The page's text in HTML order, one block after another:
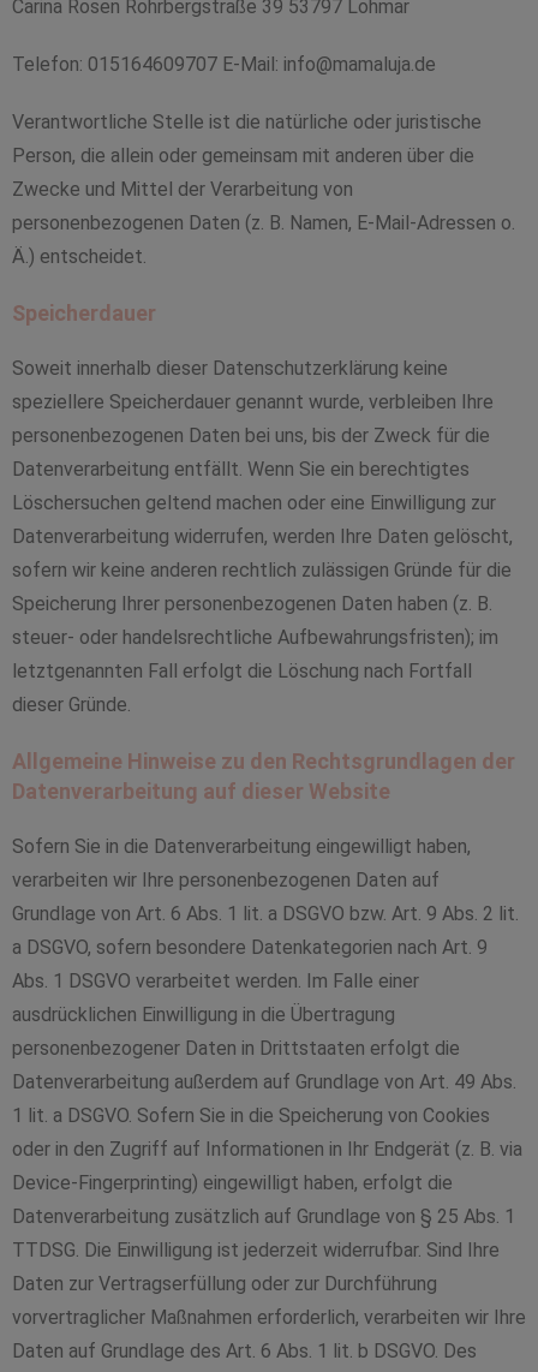
Carina Rosen Rohrbergstraße 39 53797 Lohmar
Telefon: 015164609707 E-Mail: info@mamaluja.de
Verantwortliche Stelle ist die natürliche oder juristische
Person, die allein oder gemeinsam mit anderen über die
Zwecke und Mittel der Verarbeitung von
personenbezogenen Daten (z. B. Namen, E-Mail-Adressen o.
Ä.) entscheidet.
Speicherdauer
Soweit innerhalb dieser Datenschutzerklärung keine
speziellere Speicherdauer genannt wurde, verbleiben Ihre
personenbezogenen Daten bei uns, bis der Zweck für die
Datenverarbeitung entfällt. Wenn Sie ein berechtigtes
Löschersuchen geltend machen oder eine Einwilligung zur
Datenverarbeitung widerrufen, werden Ihre Daten gelöscht,
sofern wir keine anderen rechtlich zulässigen Gründe für die
Speicherung Ihrer personenbezogenen Daten haben (z. B.
steuer- oder handelsrechtliche Aufbewahrungsfristen); im
letztgenannten Fall erfolgt die Löschung nach Fortfall
dieser Gründe.
Allgemeine Hinweise zu den Rechtsgrundlagen der
Datenverarbeitung auf dieser Website
Sofern Sie in die Datenverarbeitung eingewilligt haben,
verarbeiten wir Ihre personenbezogenen Daten auf
Grundlage von Art. 6 Abs. 1 lit. a DSGVO bzw. Art. 9 Abs. 2 lit.
a DSGVO, sofern besondere Datenkategorien nach Art. 9
Abs. 1 DSGVO verarbeitet werden. Im Falle einer
ausdrücklichen Einwilligung in die Übertragung
personenbezogener Daten in Drittstaaten erfolgt die
Datenverarbeitung außerdem auf Grundlage von Art. 49 Abs.
1 lit. a DSGVO. Sofern Sie in die Speicherung von Cookies
oder in den Zugriff auf Informationen in Ihr Endgerät (z. B. via
Device-Fingerprinting) eingewilligt haben, erfolgt die
Datenverarbeitung zusätzlich auf Grundlage von § 25 Abs. 1
TTDSG. Die Einwilligung ist jederzeit widerrufbar. Sind Ihre
Daten zur Vertragserfüllung oder zur Durchführung
vorvertraglicher Maßnahmen erforderlich, verarbeiten wir Ihre
Daten auf Grundlage des Art. 6 Abs. 1 lit. b DSGVO. Des